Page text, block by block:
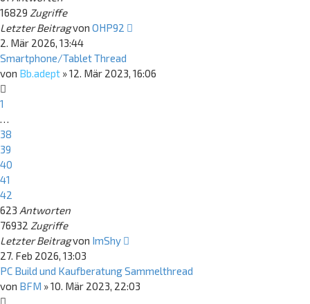
16829 Zugriffe
Letzter Beitragvon OHP92
2. Mär 2026, 13:44
Smartphone/Tablet Thread
von Bb.adept »12. Mär 2023, 16:06
1
…
38
39
40
41
42
623 Antworten
76932 Zugriffe
Letzter Beitragvon ImShy
27. Feb 2026, 13:03
PC Build und Kaufberatung Sammelthread
von BFM »10. Mär 2023, 22:03